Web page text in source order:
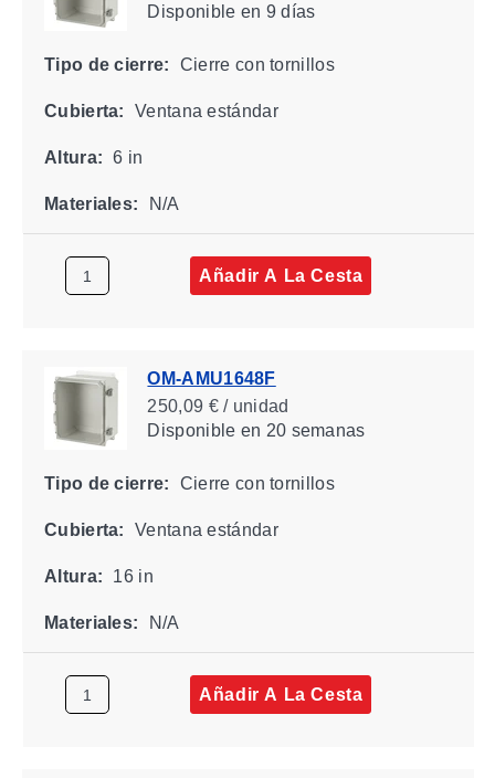
Disponibleen 9 días
Tipo de cierre: Cierre con tornillos
Cubierta: Ventana estándar
Altura: 6 in
Materiales: N/A
Añadir A La Cesta
OM-AMU1648F
250,09 € / unidad
Disponibleen 20 semanas
Tipo de cierre: Cierre con tornillos
Cubierta: Ventana estándar
Altura: 16 in
Materiales: N/A
Añadir A La Cesta